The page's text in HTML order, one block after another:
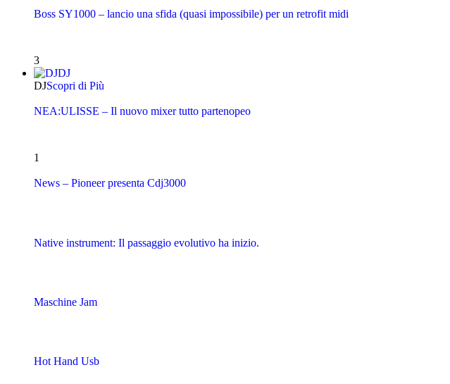
Boss SY1000 – lancio una sfida (quasi impossibile) per un retrofit midi
3
DJ
DJScopri di Più
NEA:ULISSE – Il nuovo mixer tutto partenopeo
1
News – Pioneer presenta Cdj3000
Native instrument: Il passaggio evolutivo ha inizio.
Maschine Jam
Hot Hand Usb